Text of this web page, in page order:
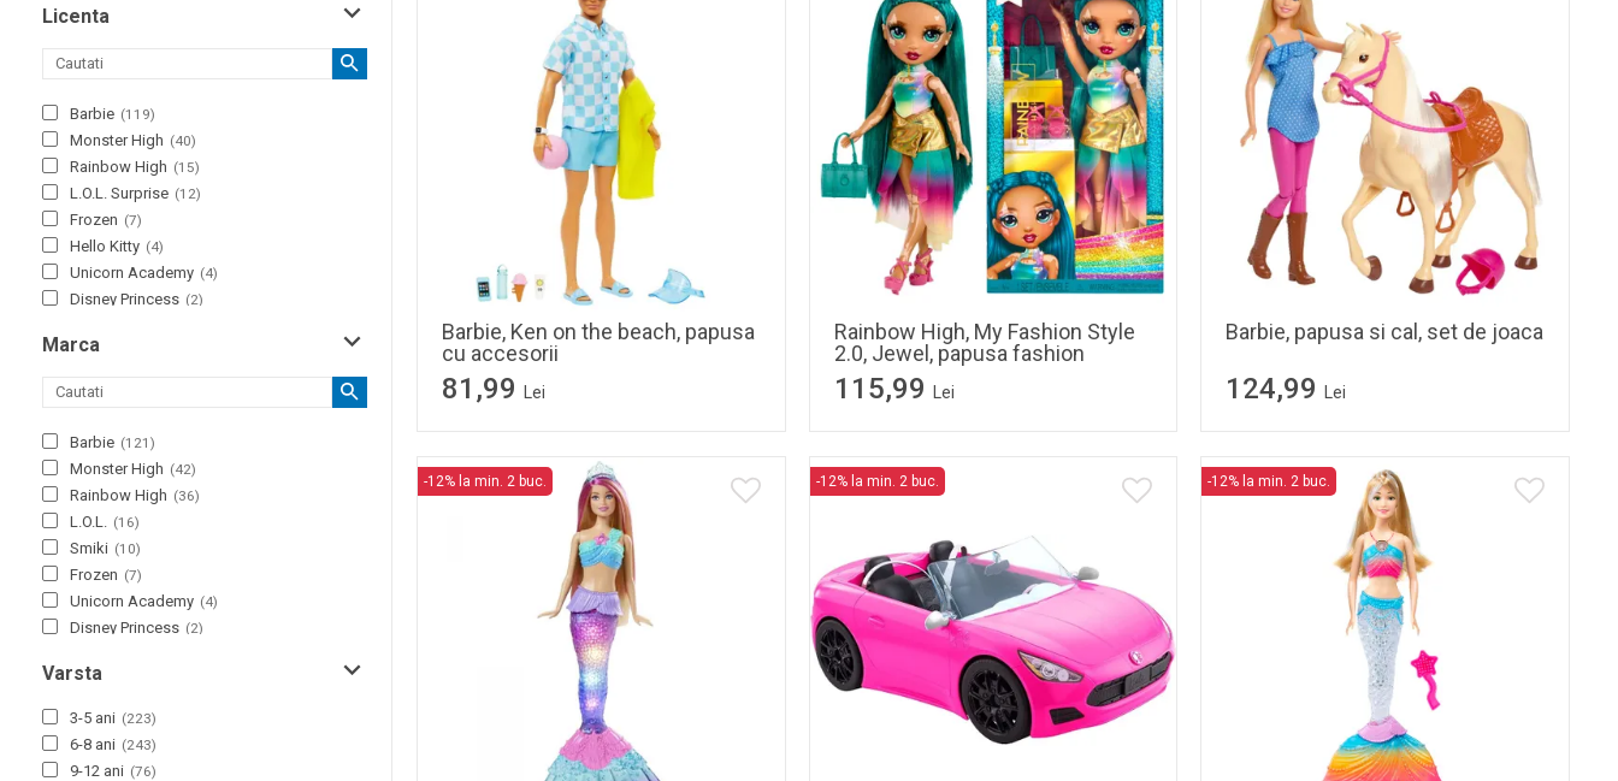
Licenta
Barbie (119)
Monster High (40)
Rainbow High (15)
L.O.L. Surprise (12)
Frozen (7)
Hello Kitty (4)
Unicorn Academy (4)
Disney Princess (2)
Wednesday
Marca
Barbie (121 )
Monster High (42)
Rainbow High (36)
L.O.L. (16)
Smiki (10)
Frozen (7)
Unicorn Academy (4)
Disney Princess (2)
Harry Potter
Varsta
3-5 ani (223)
6-8 ani (243)
9-12 ani (76)
Barbie, Ken on the beach, papusa
cu accesorii
81,99 Lei
Rainbow High, My Fashion Style
2.0, Jewel, papusa fashion
115,99 Lei
Barbie, papusa si cal, set de joaca
124,99 Lei
-12% la min. 2 buc. -12% la min. 2 buc. -12% la min. 2 buc.